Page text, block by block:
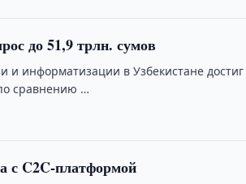
до 51,9 трлн. сумов
и информатизации в Узбекистане достиг
сравнению …
с C2C-платформой